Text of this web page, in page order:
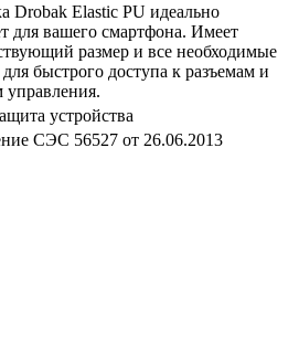
Drobak Elastic PU идеально
для вашего смартфона. Имеет
размер и все необходимые
быстрого доступа к разъемам и
управления.
устройства
СЭС 56527 от 26.06.2013